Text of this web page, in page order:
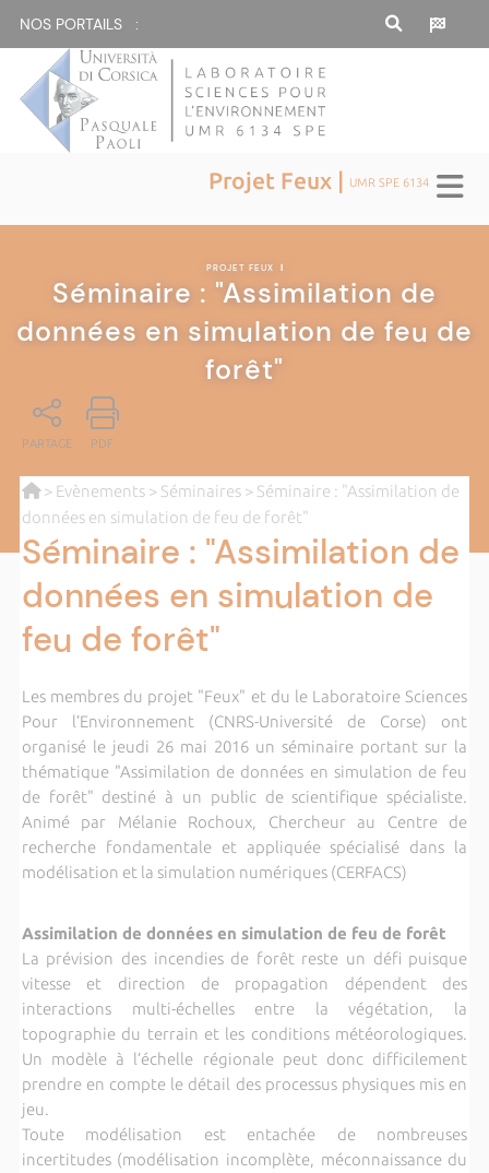
NOS PORTAILS :
Projet Feux | UMR SPE 6134
PROJET FEUX |
Séminaire : "Assimilation de
données en simulation de feu de
forêt"
PARTAGE PDF
> Evènements> Séminaires> Séminaire : "Assimilation de
données en simulation de feu de forêt"
Séminaire : "Assimilation de
données en simulation de
feu de forêt"
Les membres du projet "Feux" et du le Laboratoire Sciences
Pour l’Environnement (CNRS-Université de Corse) ont
organisé le jeudi 26 mai 2016 un séminaire portant sur la
thématique "Assimilation de données en simulation de feu
de forêt" destiné à un public de scientifique spécialiste.
Animé par Mélanie Rochoux, Chercheur au Centre de
recherche fondamentale et appliquée spécialisé dans la
modélisation et la simulation numériques (CERFACS)
Assimilation de données en simulation de feu de forêt
La prévision des incendies de forêt reste un défi puisque
vitesse et direction de propagation dépendent des
interactions multi-échelles entre la végétation, la
topographie du terrain et les conditions météorologiques.
Un modèle à l’échelle régionale peut donc difficilement
prendre en compte le détail des processus physiques mis en
jeu.
Toute modélisation est entachée de nombreuses
incertitudes (modélisation incomplète, méconnaissance du